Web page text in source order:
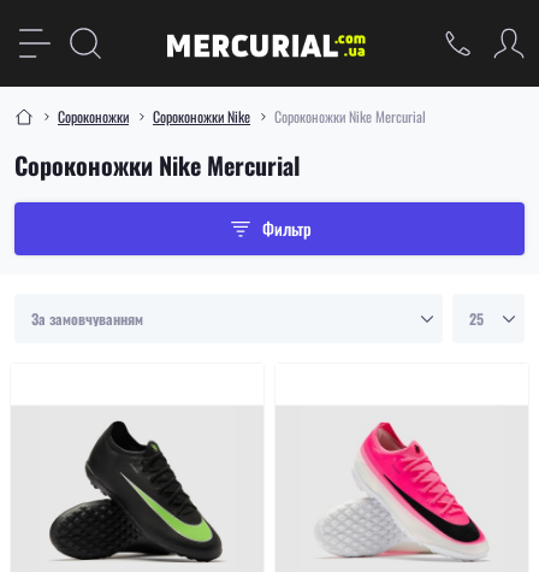
Сороконожки Сороконожки Nike Сороконожки Nike Mercurial
Сороконожки Nike Mercurial
Фильтр